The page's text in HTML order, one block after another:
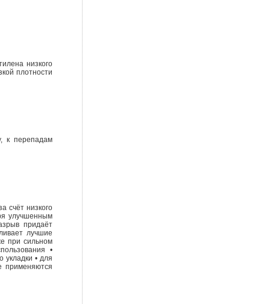
низкого
плотности
к перепадам
счёт низкого
улучшенным
придаёт
лучшие
при сильном
•
укладки • для
применяются